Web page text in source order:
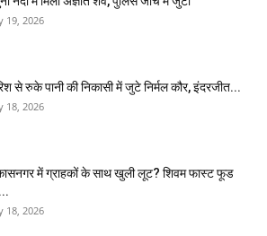
19, 2026
से रुके पानी की निकासी में जुटे निर्मल कौर, इंदरजीत...
18, 2026
में ग्राहकों के साथ खुली लूट? शिवम फास्ट फूड
18, 2026